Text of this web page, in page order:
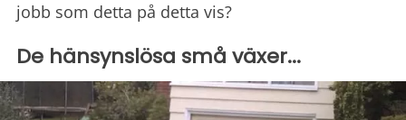
jobb som detta på detta vis?
De hänsynslösa små växer...